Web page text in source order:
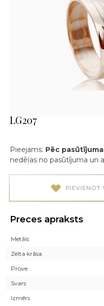
LG207
Pieejams: Pēc pasūtījuma
nedēļas no pasūtījuma un
PIEVIENOT
Preces apraksts
Metāls
Zelta krāsa
Prove
Svars
Izmērs